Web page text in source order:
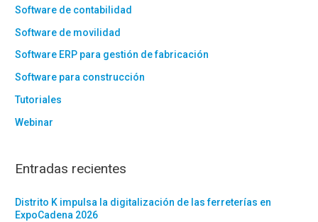
Software de contabilidad
Software de movilidad
Software ERP para gestión de fabricación
Software para construcción
Tutoriales
Webinar
Entradas recientes
Distrito K impulsa la digitalización de las ferreterías en
ExpoCadena 2026